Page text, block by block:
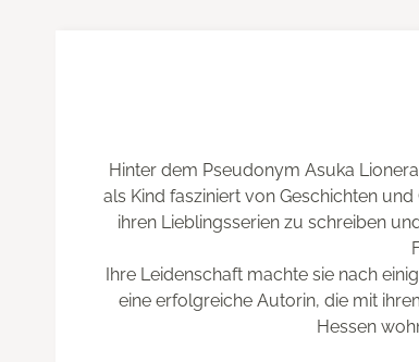
Hinter dem Pseudonym Asuka
als Kind fasziniert von Geschichten
ihren Lieblingsserien zu schreiben
Ihre Leidenschaft machte sie nach
eine erfolgreiche Autorin, die mit
Hessen